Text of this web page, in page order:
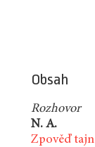
Obsah
Rozhovor
N. A.
Zpověď